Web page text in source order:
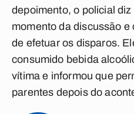
depoimento, o policial
momento da discussão
de efetuar os disparos.
consumido bebida
vítima e informou que
parentes depois do